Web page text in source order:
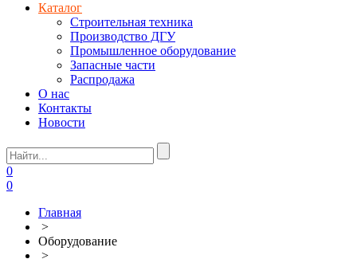
Каталог
Строительная техника
Производство ДГУ
Промышленное оборудование
Запасные части
Распродажа
О нас
Контакты
Новости
0
0
Главная
>
Оборудование
>